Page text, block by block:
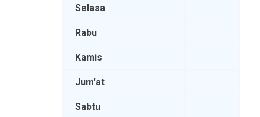
Selasa
Rabu
Kamis
Jum'at
Sabtu